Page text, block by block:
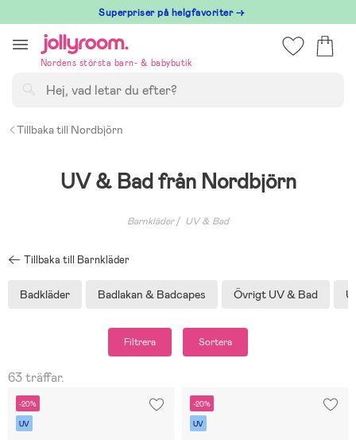
till
innehållet
Superpriser på helgfavoriter →
Nordens största barn- & babybutik
Tillbaka till Nordbjörn
UV & Bad från Nordbjörn
Barnkläder UV & Bad
Tillbaka till Barnkläder
Badkläder Badlakan & Badcapes Övrigt UV & Bad
Filtrera Sortera
63 träffar.
-20%
UV
-20%
UV